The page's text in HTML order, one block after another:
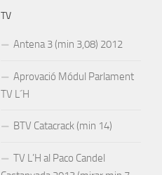
TV
Antena 3 (min 3,08) 2012
Aprovació Módul Parlament
TV L´H
BTV Catacrack (min 14)
TV L’H al Paco Candel